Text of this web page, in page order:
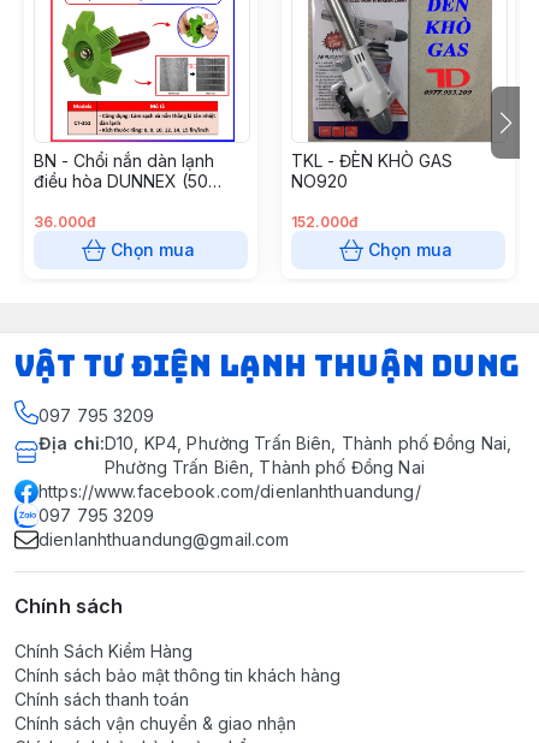
BN - Chổi nắn dàn lạnh
điều hòa DUNNEX (50
bằng nhựa, model CT-351
(thùng 50 cái) (Cái)
36.000đ
Chọn mua
TKL - ĐÈN KHÒ GAS
NO920
152.000đ
Chọn mua
VẬT TƯ ĐIỆN LẠNH THUẬN DUNG
097 795 3209
Địa chỉ:D10, KP4, Phường Trấn Biên, Thành phố Đồng Nai,
Phường Trấn Biên, Thành phố Đồng Nai
https://www.facebook.com/dienlanhthuandung/
097 795 3209
dienlanhthuandung@gmail.com
Chính sách
Chính Sách Kiểm Hàng
Chính sách bảo mật thông tin khách hàng
Chính sách thanh toán
Chính sách vận chuyển & giao nhận